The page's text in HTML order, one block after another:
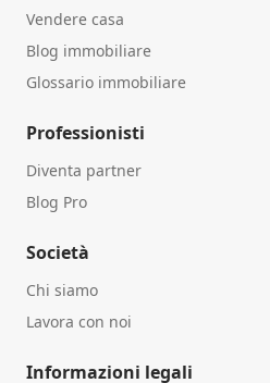
Vendere casa
Blog immobiliare
Glossario immobiliare
Professionisti
Diventa partner
Blog Pro
Società
Chi siamo
Lavora con noi
Informazioni legali